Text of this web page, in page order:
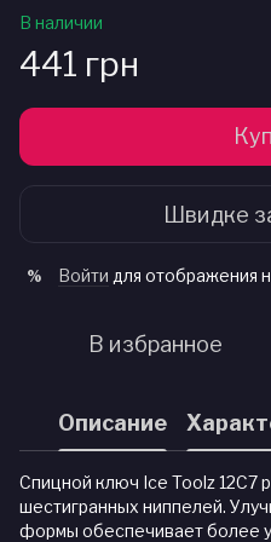
В наличии
441 грн
Швидке
% Войти для отображения
В избранное
Описание
Спицной ключ Ice Toolz 12C7
шестигранных ниппелей.
формы обеспечивает более